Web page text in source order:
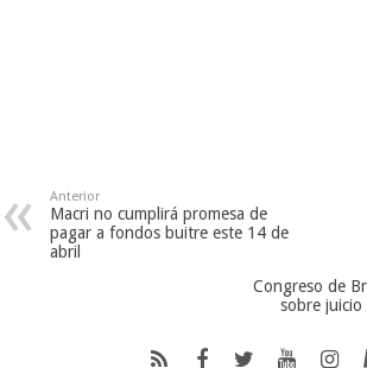
Anterior
Macri no cumplirá promesa de
pagar a fondos buitre este 14 de
abril
Congreso de
sobre